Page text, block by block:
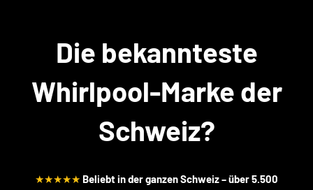
Die bekannteste
Whirlpool-Marke der
Schweiz?
★★★★★ Beliebt in der ganzen Schweiz – über 5.500